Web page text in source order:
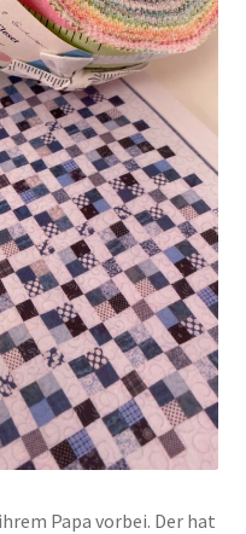
Papa vorbei. Der hat